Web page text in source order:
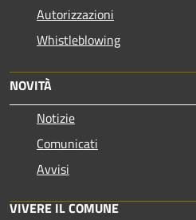
Autorizzazioni
Whistleblowing
NOVITÀ
Notizie
Comunicati
Avvisi
VIVERE IL COMUNE